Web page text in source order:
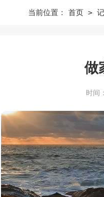
当前位置： 首页 >
做
时间